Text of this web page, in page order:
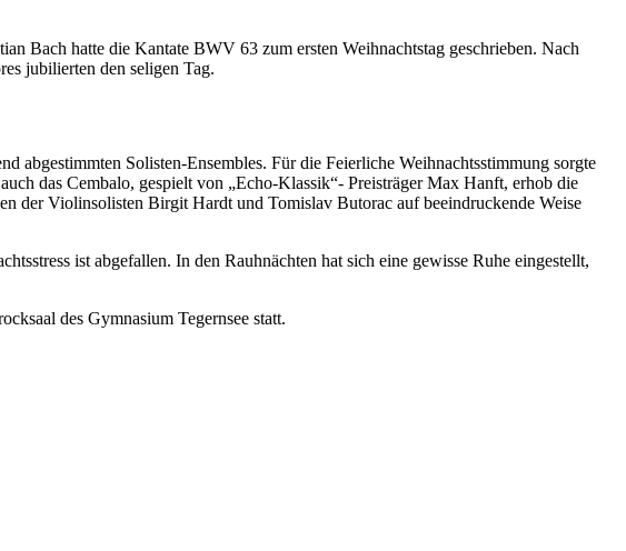
Bach hatte die Kantate BWV 63 zum ersten Weihnachtstag geschrieben. Nach
jubilierten den seligen Tag.
abgestimmten Solisten-Ensembles. Für die Feierliche Weihnachtsstimmung sorgte
das Cembalo, gespielt von „Echo-Klassik“- Preisträger Max Hanft, erhob die
der Violinsolisten Birgit Hardt und Tomislav Butorac auf beeindruckende Weise
ist abgefallen. In den Rauhnächten hat sich eine gewisse Ruhe eingestellt,
des Gymnasium Tegernsee statt.